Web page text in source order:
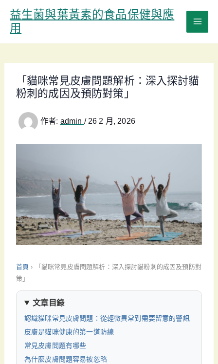
容
益生菌與葉黃素的食品保健與應
用
「貓咪常見皮膚問題解析：深入探討貓
粉刺的成因及預防對策」
作者: admin / 26 2 月, 2026
首頁 ›
「貓咪常見皮膚問題解析：深入探討貓粉刺的成因及預防對
策」
文章目錄
認識貓咪常見皮膚問題：從輕微異常到需要留意的警訊
皮膚是貓咪健康的第一道防線
常見皮膚問題有哪些
為什麼皮膚問題容易被忽略